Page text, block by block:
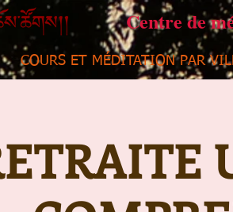
Centre de
COURS ET MÉDITATION PAR